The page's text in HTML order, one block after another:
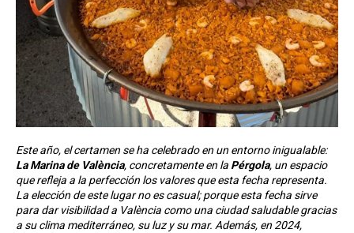
Este año, el certamen se ha celebrado en un entorno inigualable:
La Marina de València, concretamente en la Pérgola, un espacio
que refleja a la perfección los valores que esta fecha representa.
La elección de este lugar no es casual; porque esta fecha sirve
para dar visibilidad a València como una ciudad saludable gracias
a su clima mediterráneo, su luz y su mar. Además, en 2024,